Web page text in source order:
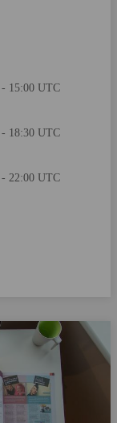
15:00 UTC
18:30 UTC
22:00 UTC